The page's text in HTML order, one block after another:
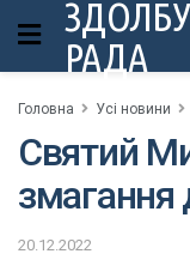
РАДА
Головна Усі новини
Святий
змагання
20.12.2022